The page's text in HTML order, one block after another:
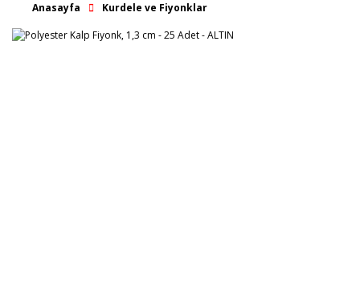
Anasayfa Kurdele ve Fiyonklar